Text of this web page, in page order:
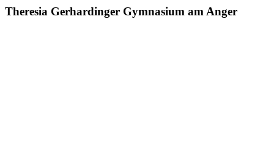
Theresia Gerhardinger Gymnasium am Anger